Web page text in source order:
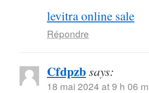
levitra online sale
Répondre
Cfdpzbsays:
18 mai 2024 at 9 h 06